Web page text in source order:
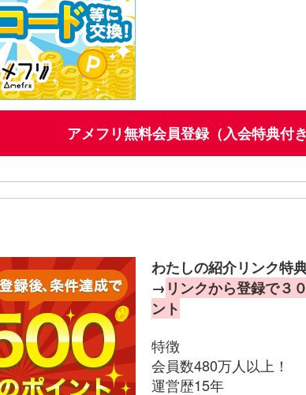
アメフリ無料会員登録（入会特典付き
わたしの紹介リンク特
→ リンクから登録で３
ント
特徴
会員数480万人以上！
運営歴15年